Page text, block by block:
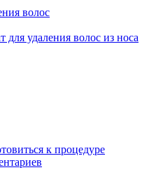
волос
для удаления волос из носа
к процедуре